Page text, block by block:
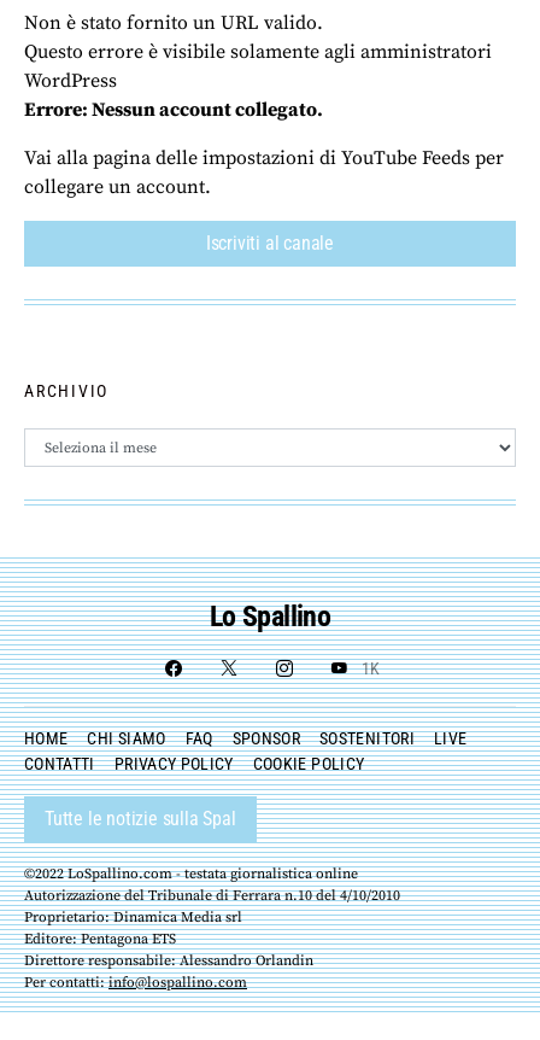
Non è stato fornito un URL valido.
Questo errore è visibile solamente agli amministratori
WordPress
Errore: Nessun account collegato.
Vai alla pagina delle impostazioni di YouTube Feeds per
collegare un account.
Iscriviti al canale
ARCHIVIO
Archivio
Lo Spallino
1K
HOME CHI SIAMO FAQ SPONSOR SOSTENITORI
LIVE
CONTATTI
PRIVACY POLICY COOKIE POLICY
Tutte le notizie sulla Spal
©2022 LoSpallino.com - testata giornalistica online
Autorizzazione del Tribunale di Ferrara n.10 del 4/10/2010
Proprietario: Dinamica Media srl
Editore: Pentagona ETS
Direttore responsabile: Alessandro Orlandin
Per contatti:info@lospallino.com